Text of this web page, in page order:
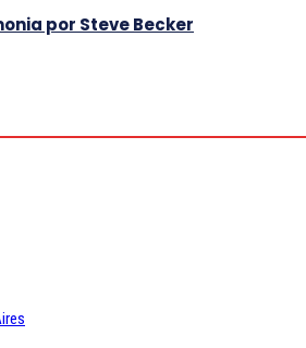
por Steve Becker